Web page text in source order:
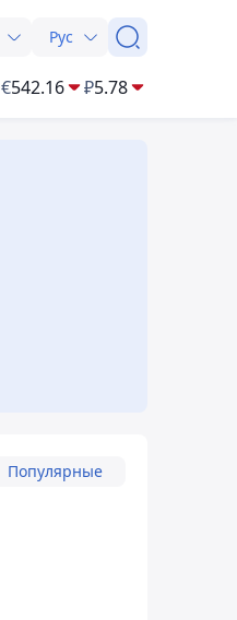
Рус
€542.16 ₽5.78
Популярные